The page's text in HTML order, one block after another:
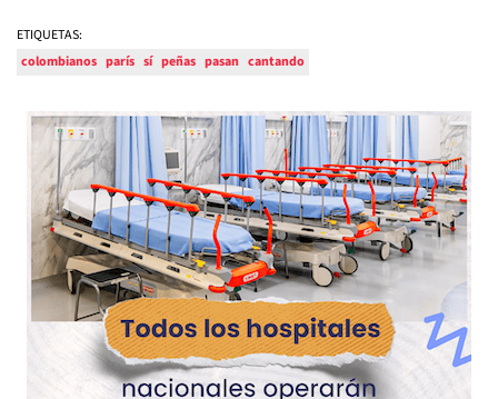
ETIQUETAS:
colombianos parís sí peñas pasan cantando